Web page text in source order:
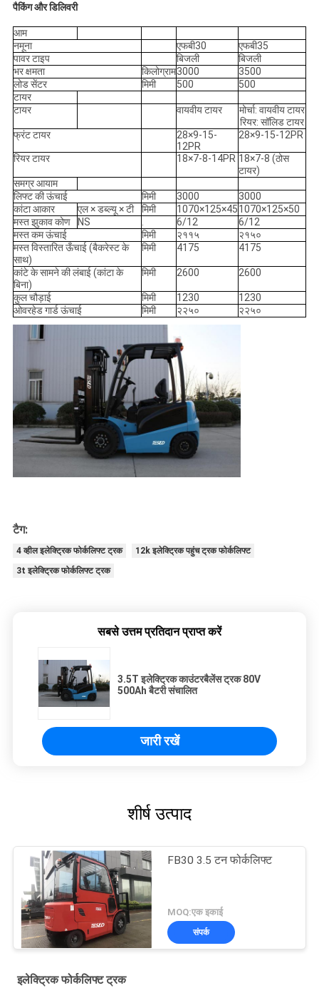
पैकिंग और डिलिवरी
आम
नमूना
एफबी30
एफबी35
पावर टाइप
बिजली
बिजली
भर क्षमता
किलोग्राम3000
3500
लोड सेंटर
मिमी 500
500
टायर
टायर
वायवीय टायर
मोर्चा: वायवीय टायर
रियर: सॉलिड टायर
फ्रंट टायर
28×9-15-
12PR
28×9-15-12PR
रियर टायर 18×7-8-14PR 18×7-8 (ठोस
टायर)
समग्र आयाम
लिफ्ट की ऊंचाई
मिमी 3000
3000
कांटा आकार
एल × डब्ल्यू × टी मिमी 1070×125×451070×125×50
मस्त झुकाव कोण
NS . 6/12
6/12
मस्त कम ऊंचाई
मिमी २११५
२१५०
मस्त विस्तारित ऊँचाई (बैकरेस्ट के
साथ)
मिमी 4175 4175
कांटे के सामने की लंबाई (कांटा के
बिना)
मिमी 2600 2600
कुल चौड़ाई मिमी 1230
1230
ओवरहेड गार्ड ऊंचाई
मिमी २२५० २२५०
टैग:
4 व्हील इलेक्ट्रिक फोर्कलिफ्ट ट्रक
12k इलेक्ट्रिक पहुंच ट्रक फोर्कलिफ्ट
3t इलेक्ट्रिक फोर्कलिफ्ट ट्रक
सबसे उत्तम प्रतिदान प्राप्त करें
3.5T इलेक्ट्रिक काउंटरबैलेंस ट्रक 80V
500Ah बैटरी संचालित
जारी रखें
शीर्ष उत्पाद
FB30 3.5 टन फोर्कलिफ्ट
MOQ:एक इकाई
संपर्क
इलेक्ट्रिक फोर्कलिफ्ट ट्रक